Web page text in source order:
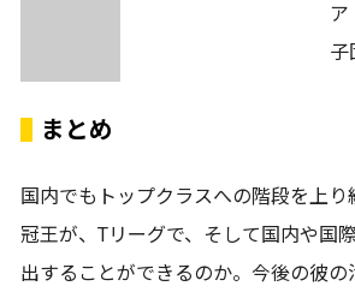
ア
子
まとめ
国内でもトップクラスへの階段を上り
冠王が、Tリーグで、そして国内や国
出することができるのか。今後の彼